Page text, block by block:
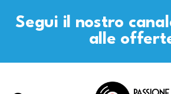
Segui il nostro
alle